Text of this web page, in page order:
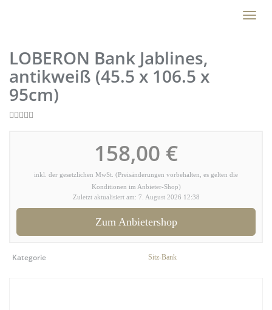
Toggle
LOBERON Bank Jablines,
antikweiß (45.5 x 106.5 x
95cm)
158,00 €
inkl. der gesetzlichen MwSt. (Preisänderungen vorbehalten, es gelten die
Konditionen im Anbieter-Shop)
Zuletzt aktualisiert am: 7. August 2026 12:38
Zum Anbietershop
Kategorie Sitz-Bank